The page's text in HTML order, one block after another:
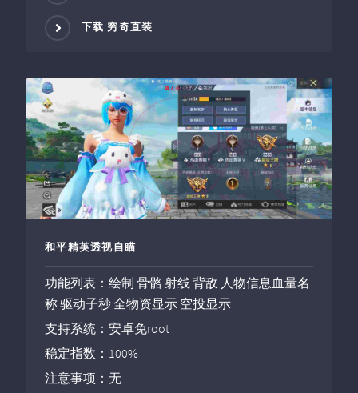
下载 穷奇直装
和平精英透视自瞄
功能列表：绘制 骨骼 射线 背敌 人物信息血量名
称 驱动子秒 全物资显示 空投显示
支持系统：安卓免root
稳定指数：100%
注意事项：无